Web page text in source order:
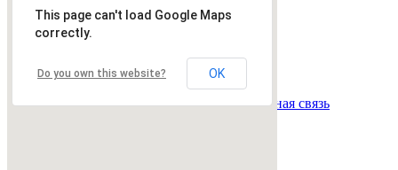
This page can't load Google Maps
correctly.
Do you own this website? OK
Всего0 объявлений.
Страница: « назад 1 вперед »
Подать объявление|Найти
объявления|Добавить в закладки|Обратная связь